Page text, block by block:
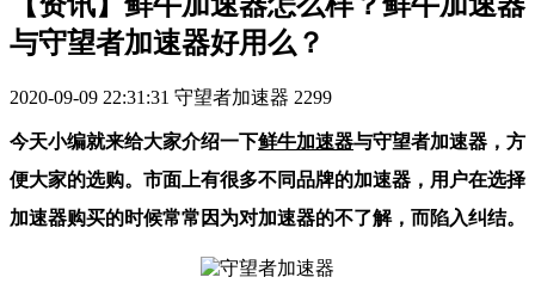
与守望者加速器好用么？
2020-09-09 22:31:31 守望者加速器 2299
今天小编就来给大家介绍一下鲜牛加速器与守望者加速器，方
便大家的选购。市面上有很多不同品牌的加速器，用户在选择
加速器购买的时候常常因为对加速器的不了解，而陷入纠结。